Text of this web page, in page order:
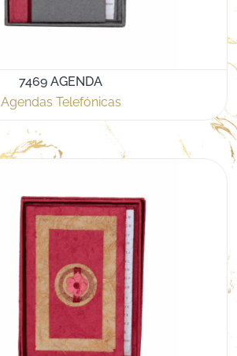
7469 AGENDA
Agendas Telefónicas